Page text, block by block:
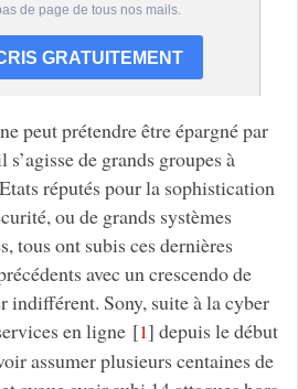
peut prétendre être épargné par
de grands groupes à
réputés pour la sophistication
ou de grands systèmes
tous ont subis ces dernières
avec un crescendo de
indifférent. Sony, suite à la cyber
en ligne[1] depuis le début
assumer plusieurs centaines de